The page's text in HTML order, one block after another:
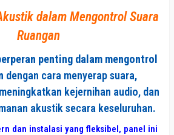
dalam Mengontrol Suara
Ruangan
penting dalam mengontrol
dengan cara menyerap suara,
kejernihan audio, dan
akustik secara keseluruhan.
dan instalasi yang fleksibel, panel ini